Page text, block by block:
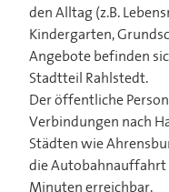
den Alltag (z.B.
Kindergarten,
Angebote befinden
Stadtteil Rahlstedt.
Der öffentliche
Verbindungen nach
Städten wie
die Autobahnauffahrt
Minuten erreichbar.